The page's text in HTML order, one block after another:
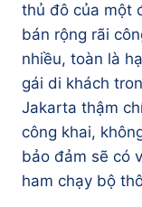
thủ đô của một
bán rộng rãi
nhiều, toàn là
gái di khách
Jakarta thậm
công khai,
bảo đảm sẽ có
ham chạy bộ